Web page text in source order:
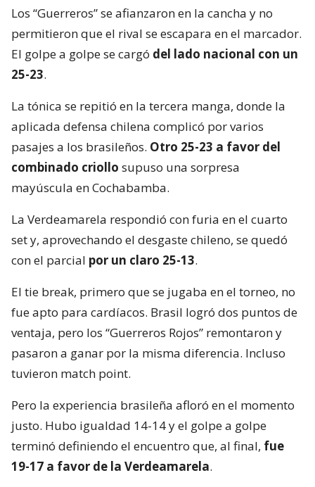
Los “Guerreros” se afianzaron en la cancha y no
permitieron que el rival se escapara en el marcador.
El golpe a golpe se cargó del lado nacional con un
25-23.
La tónica se repitió en la tercera manga, donde la
aplicada defensa chilena complicó por varios
pasajes a los brasileños. Otro 25-23 a favor del
combinado criollo supuso una sorpresa
mayúscula en Cochabamba.
La Verdeamarela respondió con furia en el cuarto
set y, aprovechando el desgaste chileno, se quedó
con el parcial por un claro 25-13.
El tie break, primero que se jugaba en el torneo, no
fue apto para cardíacos. Brasil logró dos puntos de
ventaja, pero los “Guerreros Rojos” remontaron y
pasaron a ganar por la misma diferencia. Incluso
tuvieron match point.
Pero la experiencia brasileña afloró en el momento
justo. Hubo igualdad 14-14 y el golpe a golpe
terminó definiendo el encuentro que, al final, fue
19-17 a favor de la Verdeamarela.